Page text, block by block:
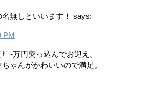
無しといいます！
says:
PM
ﾟ-万円突っ込んでお迎え。
ゃんがかわいいので満足。